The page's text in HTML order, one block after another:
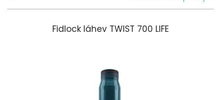
Fidlock láhev TWIST 700 LIFE